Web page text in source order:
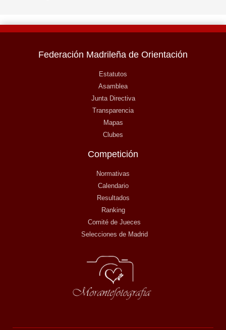
Federación Madrileña de Orientación
Estatutos
Asamblea
Junta Directiva
Transparencia
Mapas
Clubes
Competición
Normativas
Calendario
Resultados
Ranking
Comité de Jueces
Selecciones de Madrid